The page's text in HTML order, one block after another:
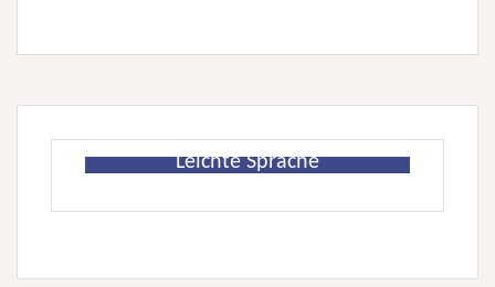
Leichte Sprache